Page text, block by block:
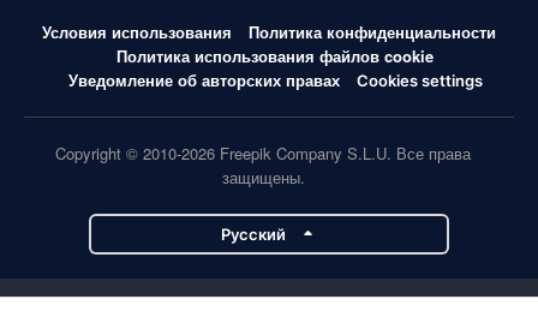
Условия использования
Политика конфиденциальности
Политика использования файлов cookie
Уведомление об авторских правах
Cookies settings
Copyright © 2010-2026 Freepik Company S.L.U. Все права
защищены.
Pусский